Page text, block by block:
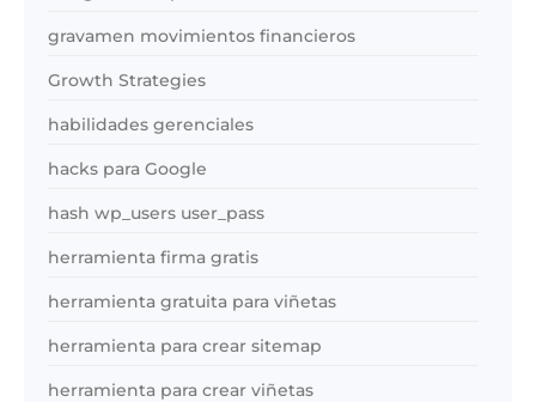
gravamen movimientos financieros
Growth Strategies
habilidades gerenciales
hacks para Google
hash wp_users user_pass
herramienta firma gratis
herramienta gratuita para viñetas
herramienta para crear sitemap
herramienta para crear viñetas